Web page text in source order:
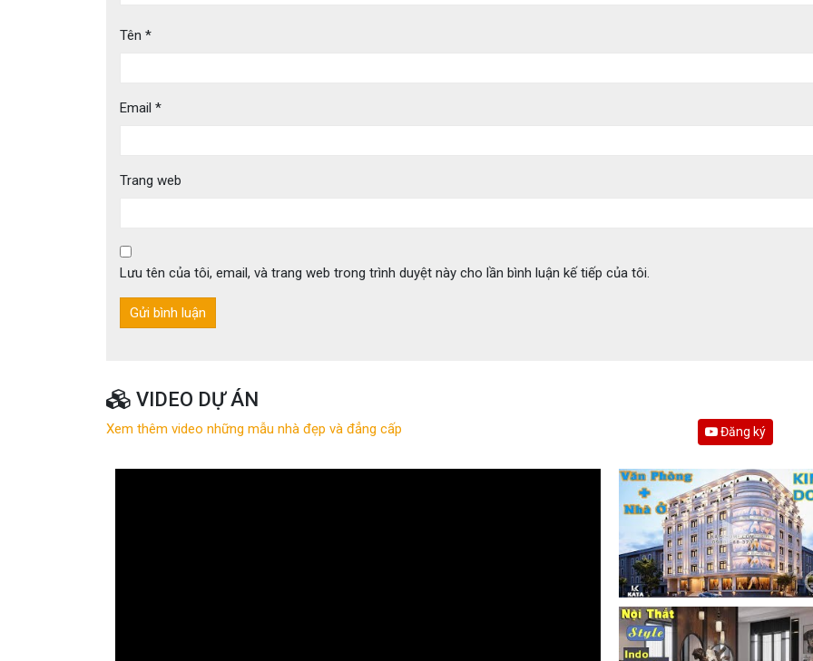
Tên *
Email *
Trang web
Lưu tên của tôi, email, và trang web trong trình duyệt này cho lần bình luận kế tiếp của tôi.
VIDEO DỰ ÁN
Xem thêm video những mẫu nhà đẹp và đẳng cấp Đăng ký